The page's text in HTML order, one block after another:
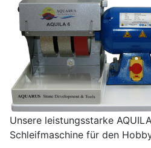
Unsere leistungsstarke
Schleifmaschine für den